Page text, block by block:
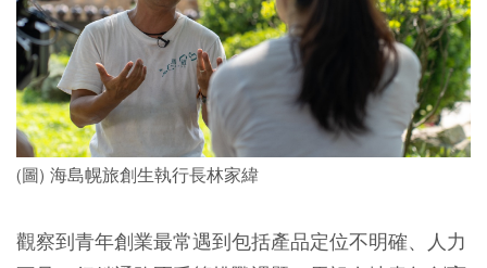
(圖) 海島幌旅創生執行長林家緯
觀察到青年創業最常遇到包括產品定位不明確、人力